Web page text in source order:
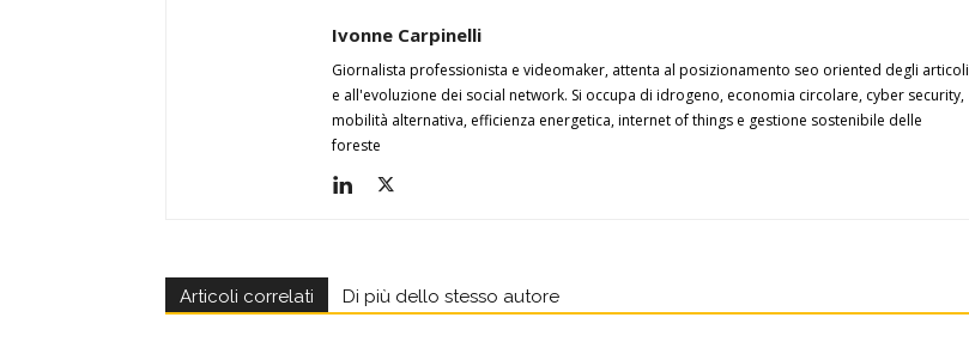
Ivonne Carpinelli
Giornalista professionista e videomaker, attenta al posizionamento seo oriented degli articoli
e all'evoluzione dei social network. Si occupa di idrogeno, economia circolare, cyber security,
mobilità alternativa, efficienza energetica, internet of things e gestione sostenibile delle
foreste
Articoli correlati Di più dello stesso autore